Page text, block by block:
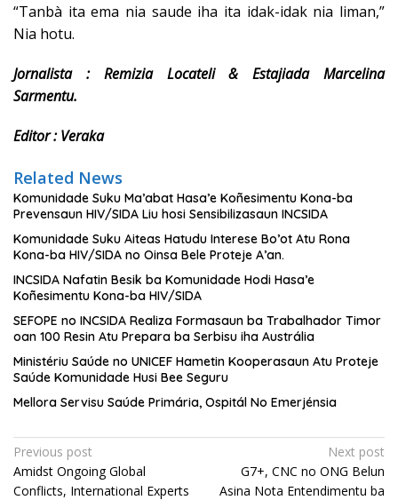
“Tanbà ita ema nia saude iha ita idak-idak nia liman,”
Nia hotu.
Jornalista : Remizia Locateli & Estajiada Marcelina
Sarmentu.
Editor : Veraka
Related News
Komunidade Suku Ma’abat Hasa’e Koñesimentu Kona-ba
Prevensaun HIV/SIDA Liu hosi Sensibilizasaun INCSIDA
Komunidade Suku Aiteas Hatudu Interese Bo’ot Atu Rona
Kona-ba HIV/SIDA no Oinsa Bele Proteje A’an.
INCSIDA Nafatin Besik ba Komunidade Hodi Hasa’e
Koñesimentu Kona-ba HIV/SIDA
SEFOPE no INCSIDA Realiza Formasaun ba Trabalhador Timor
oan 100 Resin Atu Prepara ba Serbisu iha Austrália
Ministériu Saúde no UNICEF Hametin Kooperasaun Atu Proteje
Saúde Komunidade Husi Bee Seguru
Mellora Servisu Saúde Primária, Ospitál No Emerjénsia
Post
navigation
Previous post
Amidst Ongoing Global
Conflicts, International Experts
Next post
G7+, CNC no ONG Belun
Asina Nota Entendimentu ba